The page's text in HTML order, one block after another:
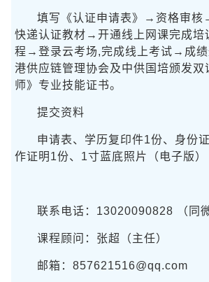
填写《认证申请表》→资格审
快递认证教材→开通线上网课完成
程→登录云考场,完成线上考试→成
港供应链管理协会及中供国培颁发双
师》专业技能证书。
提交资料
申请表、学历复印件1份、身份
作证明1份、1寸蓝底照片（电子版）
联系电话：13020090828 （同
课程顾问：张超（主任）
邮箱：857621516@qq.com